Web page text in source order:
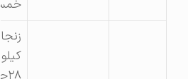
خمسه
زنجان
کیلومتر